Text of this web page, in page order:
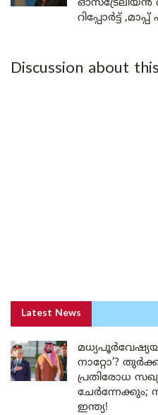
ഓസ്ട്രേലിയൻ
റിപ്പോർട്ട്
Discussion about
Latest News
നാറ്റോ’?
പ്രതിരോധ
ചേർന്നേക്കും;
ഇന്ത്യ!